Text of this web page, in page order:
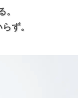
。
ず。